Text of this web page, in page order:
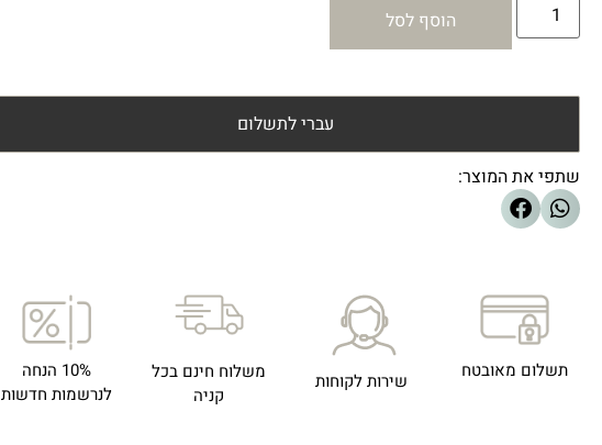
הוסף לסל
עברי לתשלום
שתפי את המוצר:
תשלום מאובטח שירות לקוחות
משלוח חינם בכל
קניה
10% הנחה
לנרשמות חדשות